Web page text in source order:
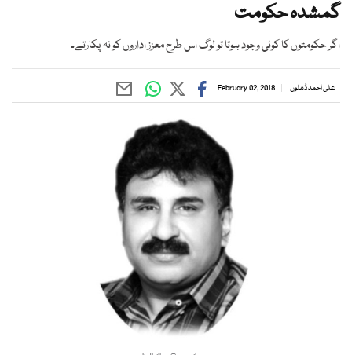
گمشدہ حکومت
اگر حکومتوں کا کوئی وجود ہوتا تو لوگ اس طرح معزز اداروں کو نہ پکارتے۔
علی احمد ڈھلوں February 02, 2018